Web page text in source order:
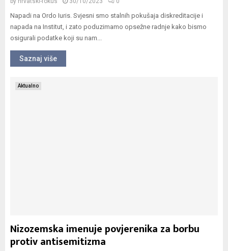
Napadi na Ordo Iuris. Svjesni smo stalnih pokušaja diskreditacije i
napada na Institut, i zato poduzimamo opsežne radnje kako bismo
osigurali podatke koji su nam...
Saznaj više
Aktualno
Nizozemska imenuje povjerenika za borbu
protiv antisemitizma